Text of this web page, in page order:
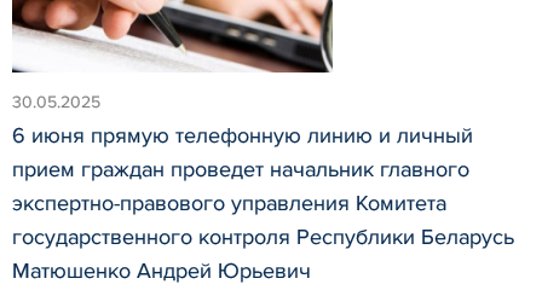
30.05.2025
6 июня прямую телефонную линию и личный
прием граждан проведет начальник главного
экспертно-правового управления Комитета
государственного контроля Республики Беларусь
Матюшенко Андрей Юрьевич